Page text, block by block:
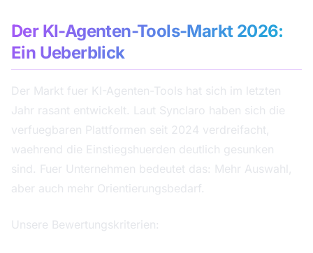
Der KI-Agenten-Tools-Markt 2026:
Ein Ueberblick
Der Markt fuer KI-Agenten-Tools hat sich im letzten
Jahr rasant entwickelt. Laut Synclaro haben sich die
verfuegbaren Plattformen seit 2024 verdreifacht,
waehrend die Einstiegshuerden deutlich gesunken
sind. Fuer Unternehmen bedeutet das: Mehr Auswahl,
aber auch mehr Orientierungsbedarf.
Unsere Bewertungskriterien: